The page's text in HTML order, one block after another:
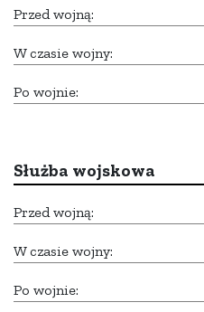
Przed wojną:
W czasie wojny:
Po wojnie:
Służba wojskowa
Przed wojną:
W czasie wojny:
Po wojnie: